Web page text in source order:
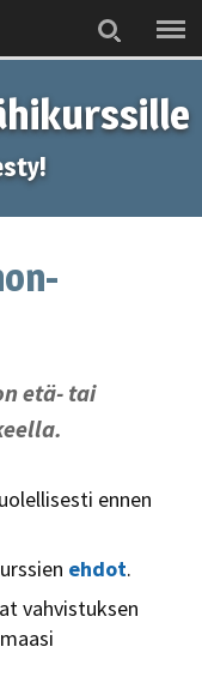
etä- tai
ennen
ehdot.
vahvistuksen